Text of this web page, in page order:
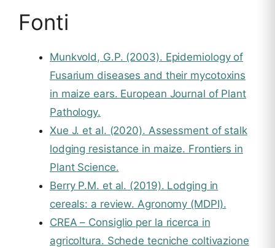
Fonti
Munkvold, G.P. (2003). Epidemiology of
Fusarium diseases and their mycotoxins
in maize ears. European Journal of Plant
Pathology.
Xue J. et al. (2020). Assessment of stalk
lodging resistance in maize. Frontiers in
Plant Science.
Berry P.M. et al. (2019). Lodging in
cereals: a review. Agronomy (MDPI).
CREA – Consiglio per la ricerca in
agricoltura. Schede tecniche coltivazione